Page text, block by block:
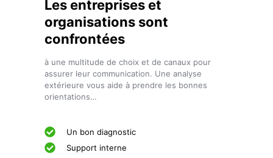
Les entreprises et
organisations sont
confrontées
à une multitude de choix et de canaux pour
assurer leur communication. Une analyse
extérieure vous aide à prendre les bonnes
orientations…
Un bon diagnostic
Support interne